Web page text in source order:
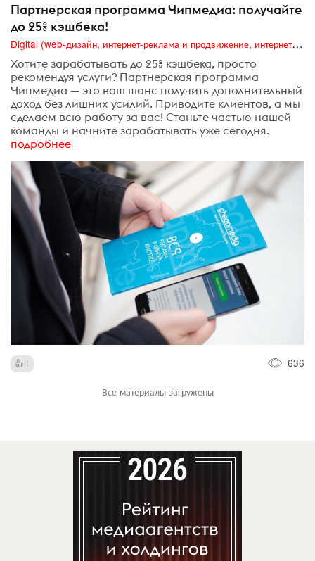
Партнерская программа Чипмедиа: получайте
до 25% кэшбека!
Digital (web-дизайн, интернет-реклама и продвижение, интернет-сообщества и блоги, интернет-коммуникации, мобильный маркетинг, реклама на цифровых экранах)
Хотите зарабатывать до 25% кэшбека, просто
рекомендуя услуги? Партнерская программа
Чипмедиа — это ваш шанс получить дополнительный
доход без лишних усилий. Приводите клиентов, а мы
сделаем всю работу за вас! Станьте частью нашей
команды и начните зарабатывать уже сегодня.
подробнее
1 636
Все материалы загружены